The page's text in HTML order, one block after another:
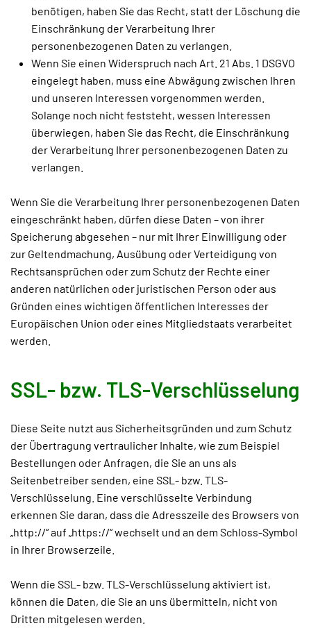
benötigen, haben Sie das Recht, statt der Löschung die
Einschränkung der Verarbeitung Ihrer
personenbezogenen Daten zu verlangen.
Wenn Sie einen Widerspruch nach Art. 21 Abs. 1 DSGVO
eingelegt haben, muss eine Abwägung zwischen Ihren
und unseren Interessen vorgenommen werden.
Solange noch nicht feststeht, wessen Interessen
überwiegen, haben Sie das Recht, die Einschränkung
der Verarbeitung Ihrer personenbezogenen Daten zu
verlangen.
Wenn Sie die Verarbeitung Ihrer personenbezogenen Daten
eingeschränkt haben, dürfen diese Daten – von ihrer
Speicherung abgesehen – nur mit Ihrer Einwilligung oder
zur Geltendmachung, Ausübung oder Verteidigung von
Rechtsansprüchen oder zum Schutz der Rechte einer
anderen natürlichen oder juristischen Person oder aus
Gründen eines wichtigen öffentlichen Interesses der
Europäischen Union oder eines Mitgliedstaats verarbeitet
werden.
SSL- bzw. TLS-Verschlüsselung
Diese Seite nutzt aus Sicherheitsgründen und zum Schutz
der Übertragung vertraulicher Inhalte, wie zum Beispiel
Bestellungen oder Anfragen, die Sie an uns als
Seitenbetreiber senden, eine SSL- bzw. TLS-
Verschlüsselung. Eine verschlüsselte Verbindung
erkennen Sie daran, dass die Adresszeile des Browsers von
„http://“ auf „https://“ wechselt und an dem Schloss-Symbol
in Ihrer Browserzeile.
Wenn die SSL- bzw. TLS-Verschlüsselung aktiviert ist,
können die Daten, die Sie an uns übermitteln, nicht von
Dritten mitgelesen werden.